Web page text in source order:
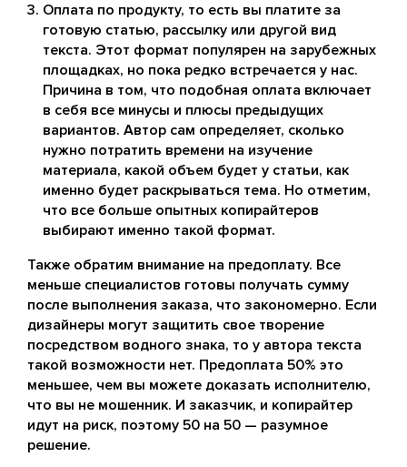
Оплата по продукту, то есть вы платите за
готовую статью, рассылку или другой вид
текста. Этот формат популярен на зарубежных
площадках, но пока редко встречается у нас.
Причина в том, что подобная оплата включает
в себя все минусы и плюсы предыдущих
вариантов. Автор сам определяет, сколько
нужно потратить времени на изучение
материала, какой объем будет у статьи, как
именно будет раскрываться тема. Но отметим,
что все больше опытных копирайтеров
выбирают именно такой формат.
Также обратим внимание на предоплату. Все
меньше специалистов готовы получать сумму
после выполнения заказа, что закономерно. Если
дизайнеры могут защитить свое творение
посредством водного знака, то у автора текста
такой возможности нет. Предоплата 50% это
меньшее, чем вы можете доказать исполнителю,
что вы не мошенник. И заказчик, и копирайтер
идут на риск, поэтому 50 на 50 — разумное
решение.